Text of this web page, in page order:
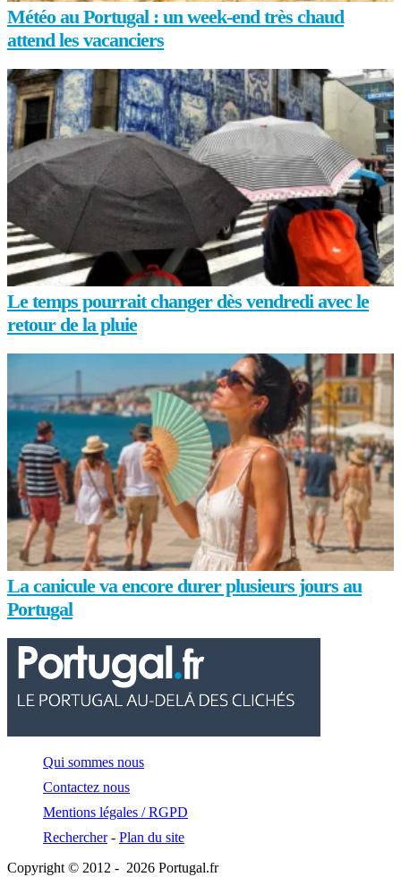
Météo au Portugal : un week-end très chaud
attend les vacanciers
Le temps pourrait changer dès vendredi avec le
retour de la pluie
La canicule va encore durer plusieurs jours au
Portugal
Qui sommes nous
Contactez nous
Mentions légales / RGPD
Rechercher- Plan du site
Copyright © 2012 - 2026 Portugal.fr